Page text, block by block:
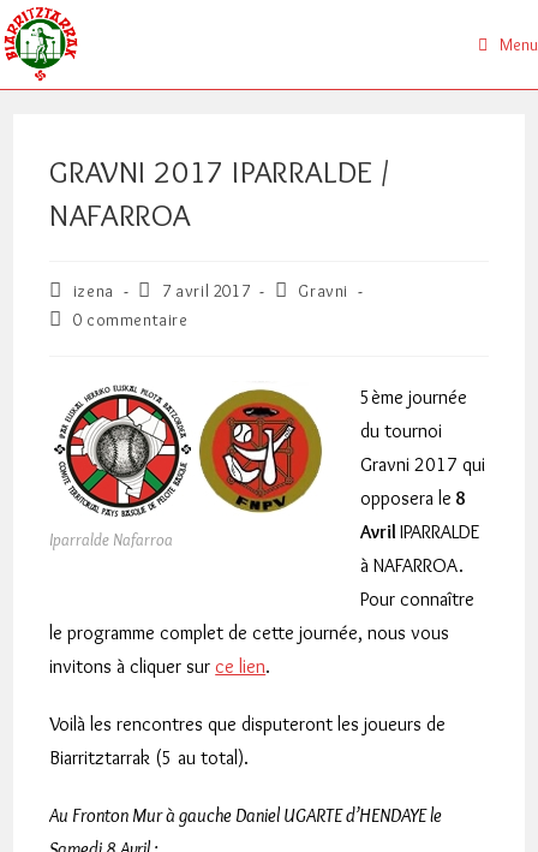
Skip
to
content
Menu
GRAVNI 2017 IPARRALDE /
NAFARROA
Auteur/autrice
de
izena
Publication
publiée :
7 avril 2017
PostGravni
Commentaires
publication :
0 commentaire
Iparralde Nafarroa
5ème journée
du tournoi
Gravni 2017 qui
opposera le 8
AvrilIPARRALDE
à NAFARROA.
Pour connaître
le programme complet de cette journée, nous vous
invitons à cliquer surce lien.
Voilà les rencontres que disputeront les joueurs de
Biarritztarrak (5 au total).
Au Fronton Mur à gauche Daniel UGARTE d’HENDAYE le